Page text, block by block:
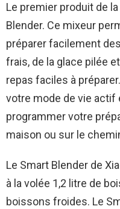
Le premier produit de
Blender. Ce mixeur
préparer facilement
frais, de la glace pilée
repas faciles à
votre mode de vie actif
programmer votre
maison ou sur le
Le Smart Blender de
à la volée 1,2 litre de
boissons froides. Le